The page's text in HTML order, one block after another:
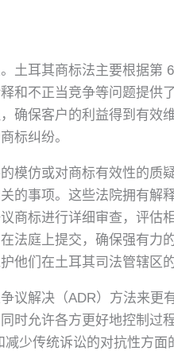
土耳其商标法主要根据第
和不正当竞争等问题提供
确保客户的利益得到有效
标纠纷。
模仿或对商标有效性的质
的事项。这些法院拥有解
商标进行详细审查，评估
法庭上提交，确保强有力
他们在土耳其司法管辖区的
议解决（ADR）方法来更
时允许各方更好地控制过
少传统诉讼的对抗性方面